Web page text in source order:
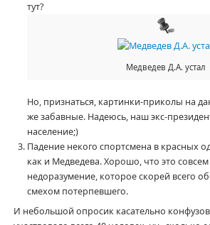
тут?
Медведев Д.А. устал
Но, признаться, картинки-приколы на
же забавные. Надеюсь, наш экс-
население;)
Падение некого спортсмена в красных
как и Медведева. Хорошо, что это
недоразумение, которое скорей всего
смехом потерпевшего.
И небольшой опросик касательно